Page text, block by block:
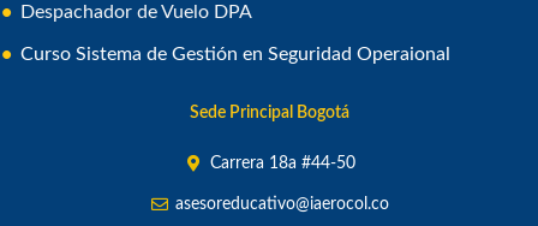
Despachador de Vuelo DPA
Curso Sistema de Gestión en Seguridad Operaional
Sede Principal Bogotá
Carrera 18a #44-50
asesoreducativo@iaerocol.co